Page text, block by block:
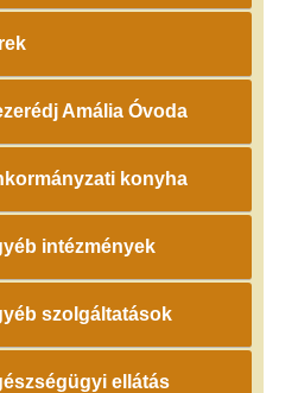
Amália Óvoda
konyha
intézmények
szolgáltatások
ellátás